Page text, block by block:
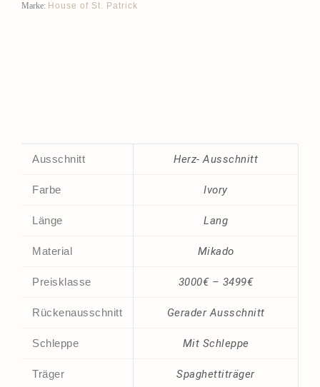
Marke: House of St. Patrick
Ausschnitt Herz- Ausschnitt
Farbe Ivory
Länge Lang
Material Mikado
Preisklasse 3000€ – 3499€
Rückenausschnitt Gerader Ausschnitt
Schleppe Mit Schleppe
Träger Spaghettiträger